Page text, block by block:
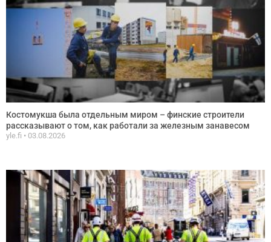
Костомукша была отдельным миром – финские строители
рассказывают о том, как работали за железным занавесом
yle.fi 03.08.2026